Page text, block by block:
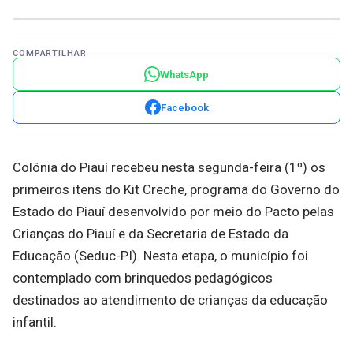
COMPARTILHAR
WhatsApp
Facebook
Colônia do Piauí recebeu nesta segunda-feira (1º) os
primeiros itens do Kit Creche, programa do Governo do
Estado do Piauí desenvolvido por meio do Pacto pelas
Crianças do Piauí e da Secretaria de Estado da
Educação (Seduc-PI). Nesta etapa, o município foi
contemplado com brinquedos pedagógicos
destinados ao atendimento de crianças da educação
infantil.